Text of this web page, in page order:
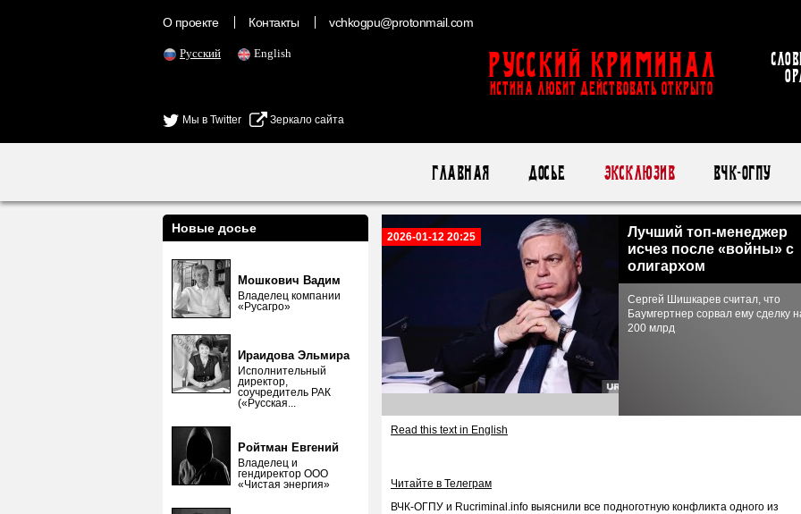
О проекте Контакты vchkogpu@protonmail.com
Русский English
Мы в Twitter Зеркало сайта
Русский Криминал
ИСТИНА ЛЮБИТ ДЕЙСТВОВАТЬ ОТКРЫТО
Главная Досье Эксклюзив ВЧК-ОГПУ
Новые досье
Мошкович Вадим
Владелец компании
«Русагро»
Ираидова Эльмира
Исполнительный
директор,
соучредитель РАК
(«Русская...
Ройтман Евгений
Владелец и
гендиректор ООО
«Чистая энергия»
2026-01-12 20:25
Лучший топ-менеджер
исчез после «войны» с
олигархом
Сергей Шишкарев считал, что
Баумгертнер сорвал ему сделку
200 млрд
Read this text in English
Читайте в Телеграм
ВЧК-ОГПУ и Rucriminal.info выяснили все подноготную конфликта одного из